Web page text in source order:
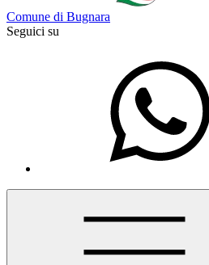
Comune di Bugnara
Seguici su